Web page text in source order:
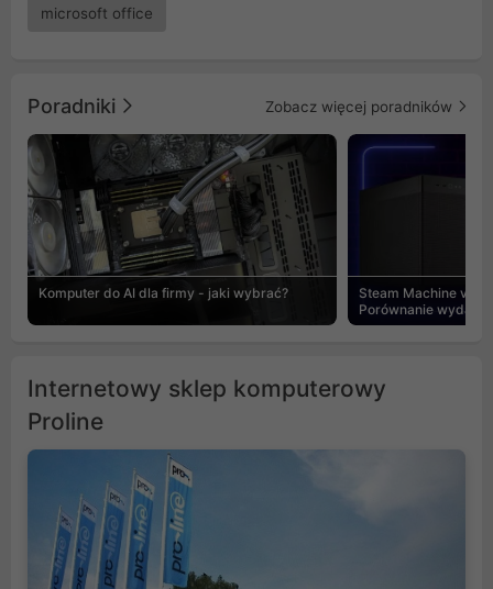
microsoft office
Poradniki Zobacz więcej poradników
Komputer do AI dla firmy - jaki wybrać?
Steam Machine vs
Porównanie
Internetowy sklep komputerowy
Proline